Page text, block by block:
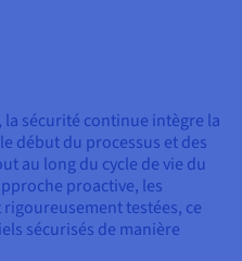
la sécurité continue intègre la
début du processus et des
au long du cycle de vie du
proactive, les
testées, ce
sécurisés de manière